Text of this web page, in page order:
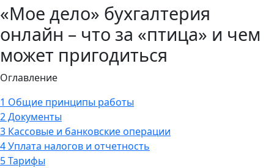
«Мое дело» бухгалтерия
онлайн – что за «птица» и чем
может пригодиться
Оглавление
1 Общие принципы работы
2Документы
3 Кассовые и банковские операции
4Уплата налогов и отчетность
5Тарифы